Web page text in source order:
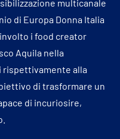
multicanale
di Europa Donna Italia
i food creator
Aquila nella
rispettivamente alla
di trasformare un
di incuriosire,